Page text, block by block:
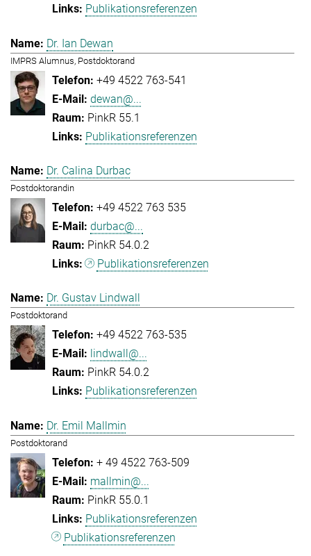
Publikationsreferenzen
Dr. Ian Dewan
IMPRS Alumnus, Postdoktorand
+49 4522 763-541
dewan@...
PinkR 55.1
Publikationsreferenzen
Dr. Calina Durbac
Postdoktorandin
+49 4522 763 535
durbac@...
PinkR 54.0.2
Publikationsreferenzen
Dr. Gustav Lindwall
Postdoktorand
+49 4522 763-535
lindwall@...
PinkR 54.0.2
Publikationsreferenzen
Dr. Emil Mallmin
Postdoktorand
+ 49 4522 763-509
mallmin@...
PinkR 55.0.1
Publikationsreferenzen
Publikationsreferenzen